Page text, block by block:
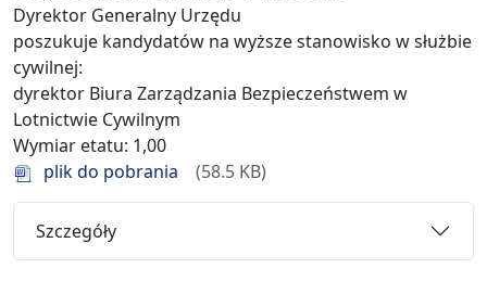
Dyrektor Generalny Urzędu
poszukuje kandydatów na wyższe stanowisko w służbie
cywilnej:
dyrektor Biura Zarządzania Bezpieczeństwem w
Lotnictwie Cywilnym
Wymiar etatu: 1,00
plik do pobrania
58.5 KB
Szczegóły